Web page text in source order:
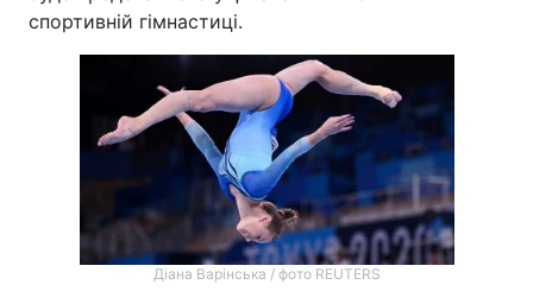
спортивній гімнастиці.
Діана Варінська / фото REUTERS